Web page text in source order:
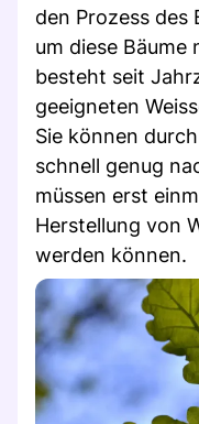
den Prozess des
um diese Bäume
besteht seit
geeigneten
Sie können
schnell genug
müssen erst
Herstellung von
werden können.